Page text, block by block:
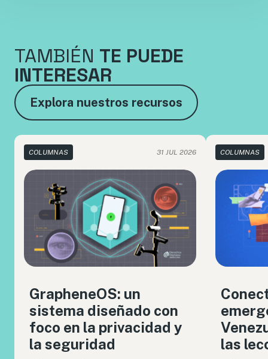
TAMBIÉN TE PUEDE
INTERESAR
Explora nuestros recursos
COLUMNAS 31 JUL 2026
GrapheneOS: un
sistema diseñado con
foco en la privacidad y
la seguridad
COLUMNAS
las